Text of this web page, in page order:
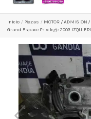
Inicio Pіezas MOTOR / ADMISION /
Grand Espace Privilege 2003